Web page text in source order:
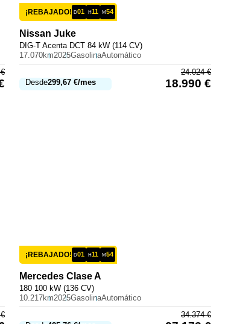
€
¡REBAJADO! D01 H11 M54
Nissan Juke
DIG-T Acenta DCT 84 kW (114 CV)
17.070km2025GasolinaAutomático
Desde299,67 €/mes
24.024€
18.990 €
€
¡REBAJADO! D01 H11 M54
Mercedes Clase A
180 100 kW (136 CV)
10.217km2025GasolinaAutomático
34.374€